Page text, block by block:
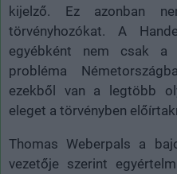
kijelző. Ez azonban
törvényhozókat. A
egyébként nem csak a
probléma
ezekből van a legtöbb
eleget a törvényben
Thomas Weberpals a
vezetője szerint